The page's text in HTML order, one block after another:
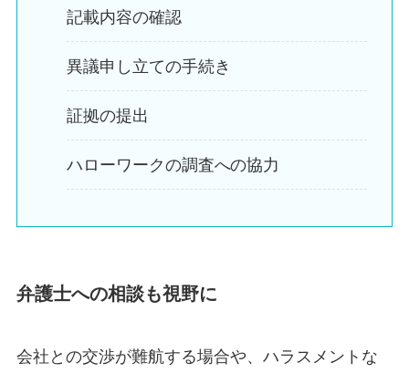
記載内容の確認
異議申し立ての手続き
証拠の提出
ハローワークの調査への協力
弁護士への相談も視野に
会社との交渉が難航する場合や、ハラスメントな